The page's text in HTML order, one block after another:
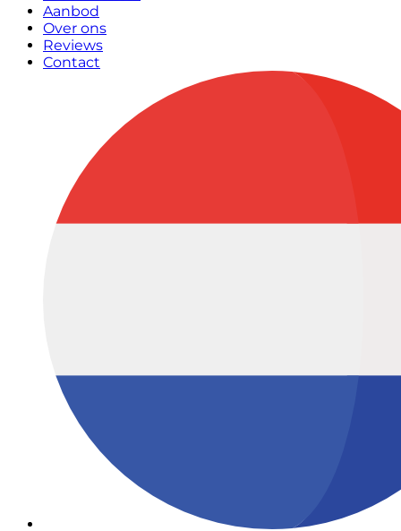
Aanbod
Over ons
Reviews
Contact